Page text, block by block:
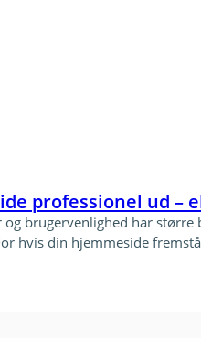
professionel ud
brugervenlighed har
hvis din hjemmeside